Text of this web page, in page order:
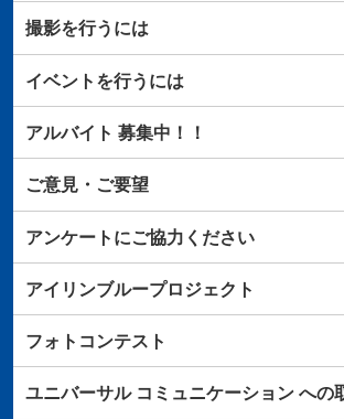
撮影を行うには
イベントを行うには
アルバイト 募集中！！
ご意見・ご要望
アンケートにご協力ください
アイリンブループロジェクト
フォトコンテスト
ユニバーサルコミュニケーションへの